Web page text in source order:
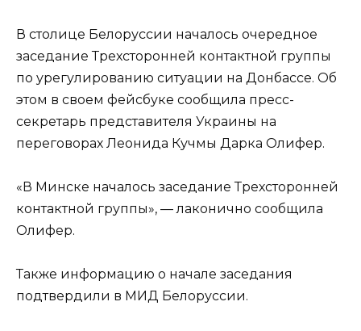
В столице Белоруссии началось очередное
заседание Трехсторонней контактной группы
по урегулированию ситуации на Донбассе. Об
этом в своем фейсбуке сообщила пресс-
секретарь представителя Украины на
переговорах Леонида Кучмы Дарка Олифер.
«В Минске началось заседание Трехсторонней
контактной группы», — лаконично сообщила
Олифер.
Также информацию о начале заседания
подтвердили в МИД Белоруссии.